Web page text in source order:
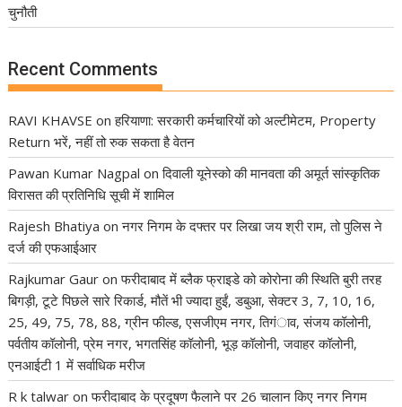
चुनौती
Recent Comments
RAVI KHAVSE onहरियाणा: सरकारी कर्मचारियों को अल्टीमेटम, Property
Return भरें, नहीं तो रुक सकता है वेतन
Pawan Kumar Nagpal onदिवाली यूनेस्को की मानवता की अमूर्त सांस्कृतिक
विरासत की प्रतिनिधि सूची में शामिल
Rajesh Bhatiya onनगर निगम के दफ्तर पर लिखा जय श्री राम, तो पुलिस ने
दर्ज की एफआईआर
Rajkumar Gaur onफरीदाबाद में ब्लैक फ्राइडे को कोरोना की स्थिति बुरी तरह
बिगड़ी, टूटे पिछले सारे रिकार्ड, मौतें भी ज्यादा हुईं, डबुआ, सेक्टर 3, 7, 10, 16,
25, 49, 75, 78, 88, ग्रीन फील्ड, एसजीएम नगर, तिगंाव, संजय कॉलोनी,
पर्वतीय कॉलोनी, प्रेम नगर, भगतसिंह कॉलोनी, भूड़ कॉलोनी, जवाहर कॉलोनी,
एनआईटी 1 में सर्वाधिक मरीज
R k talwar onफरीदाबाद के प्रदूषण फैलाने पर 26 चालान किए नगर निगम